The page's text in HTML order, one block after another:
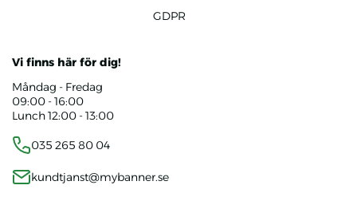
GDPR
Vi finns här för dig!
Måndag - Fredag
09:00 - 16:00
Lunch 12:00 - 13:00
035 265 80 04
kundtjanst@mybanner.se